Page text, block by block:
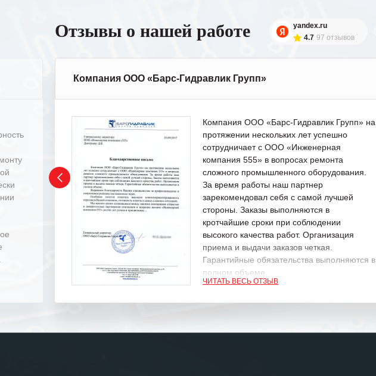
Отзывы о нашей работе
yandex.ru
4.7 97 отзывов
Компания ООО «Барс-Гидравлик Групп»
Компания ООО «Барс-Гидравлик Групп» на
протяжении нескольких лет успешно
сотрудничает с ООО «Инженерная
компания 555» в вопросах ремонта
сложного промышленного оборудования.
За время работы наш партнер
зарекомендовал себя с самой лучшей
стороны. Заказы выполняются в
кротчайшие сроки при соблюдении
высокого качества работ. Организация
приема и выдачи заказов четкая.
Гарантийные обязательства выполняются в
полном объеме.
ЧИТАТЬ ВЕСЬ ОТЗЫВ